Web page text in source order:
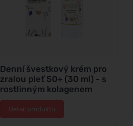
Denní švestkový krém pro
zralou pleť 50+ (30 ml) - s
rostlinným kolagenem
Detail produktu